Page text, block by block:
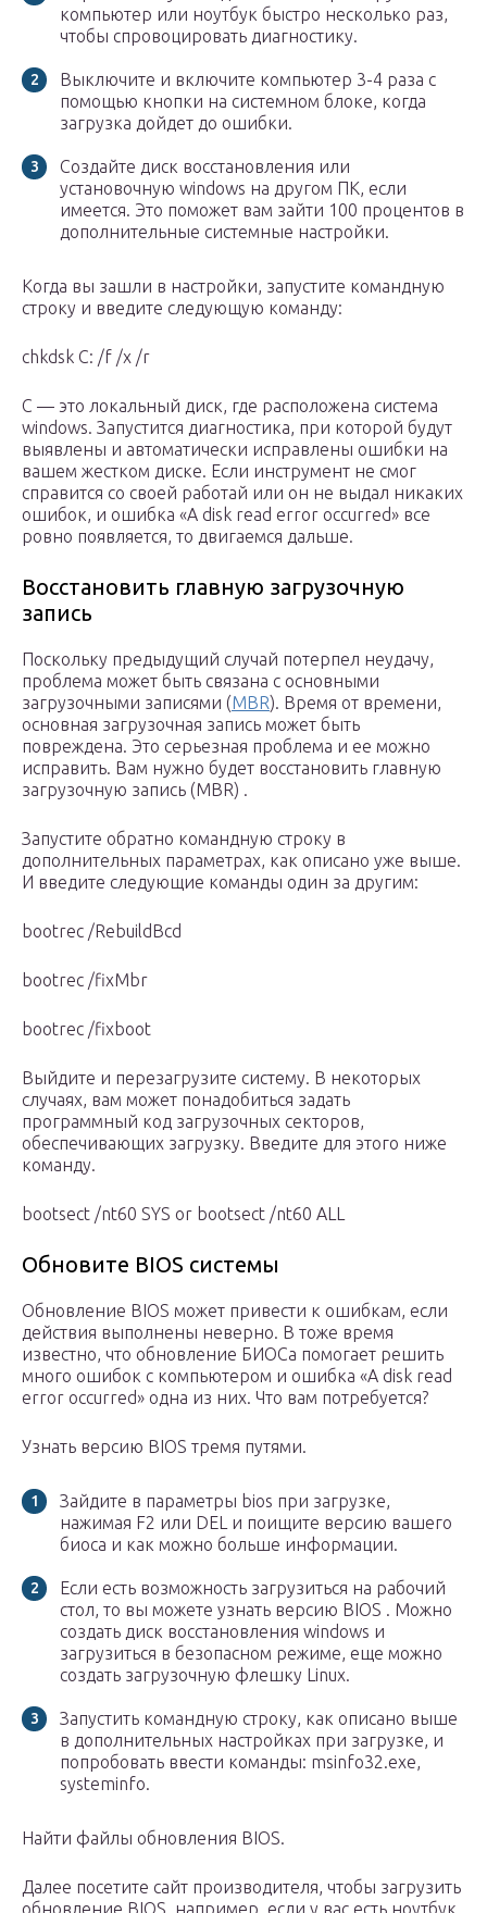
компьютер или ноутбук быстро несколько раз,
чтобы спровоцировать диагностику.
Выключите и включите компьютер 3-4 раза с
помощью кнопки на системном блоке, когда
загрузка дойдет до ошибки.
Создайте диск восстановления или
установочную windows на другом ПК, если
имеется. Это поможет вам зайти 100 процентов в
дополнительные системные настройки.
Когда вы зашли в настройки, запустите командную
строку и введите следующую команду:
chkdsk C: /f /x /r
C — это локальный диск, где расположена система
windows. Запустится диагностика, при которой будут
выявлены и автоматически исправлены ошибки на
вашем жестком диске. Если инструмент не смог
справится со своей работай или он не выдал никаких
ошибок, и ошибка «A disk read error occurred» все
ровно появляется, то двигаемся дальше.
Восстановить главную загрузочную
запись
Поскольку предыдущий случай потерпел неудачу,
проблема может быть связана с основными
загрузочными записями (MBR). Время от времени,
основная загрузочная запись может быть
повреждена. Это серьезная проблема и ее можно
исправить. Вам нужно будет восстановить главную
загрузочную запись (MBR) .
Запустите обратно командную строку в
дополнительных параметрах, как описано уже выше.
И введите следующие команды один за другим:
bootrec /RebuildBcd
bootrec /fixMbr
bootrec /fixboot
Выйдите и перезагрузите систему. В некоторых
случаях, вам может понадобиться задать
программный код загрузочных секторов,
обеспечивающих загрузку. Введите для этого ниже
команду.
bootsect /nt60 SYS or bootsect /nt60 ALL
Обновите BIOS системы
Обновление BIOS может привести к ошибкам, если
действия выполнены неверно. В тоже время
известно, что обновление БИОСа помогает решить
много ошибок с компьютером и ошибка «A disk read
error occurred» одна из них. Что вам потребуется?
Узнать версию BIOS тремя путями.
Зайдите в параметры bios при загрузке,
нажимая F2 или DEL и поищите версию вашего
биоса и как можно больше информации.
Если есть возможность загрузиться на рабочий
стол, то вы можете узнать версию BIOS . Можно
создать диск восстановления windows и
загрузиться в безопасном режиме, еще можно
создать загрузочную флешку Linux.
Запустить командную строку, как описано выше
в дополнительных настройках при загрузке, и
попробовать ввести команды: msinfo32.exe,
systeminfo.
Найти файлы обновления BIOS.
Далее посетите сайт производителя, чтобы загрузить
обновление BIOS, например, если у вас есть ноутбук